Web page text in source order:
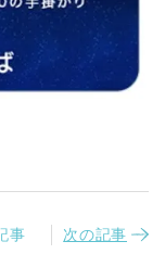
千葉県 全域
兵庫県 全域
事 次の記事